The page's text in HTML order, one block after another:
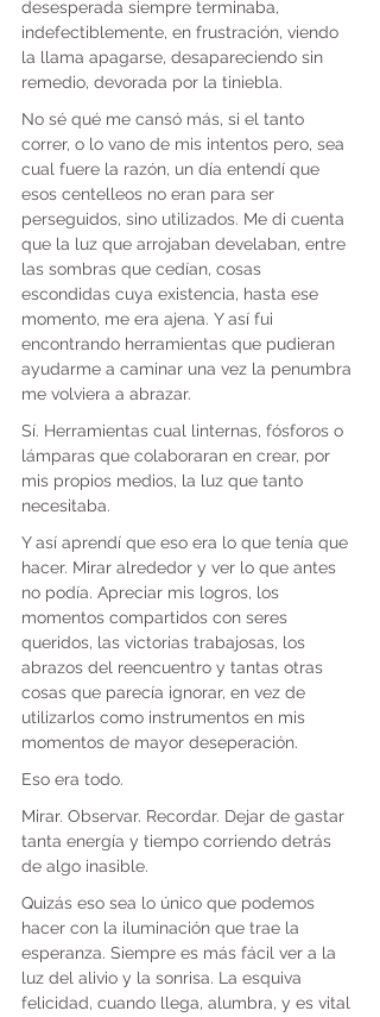
desesperada siempre terminaba,
indefectiblemente, en frustración, viendo
la llama apagarse, desapareciendo sin
remedio, devorada por la tiniebla.
No sé qué me cansó más, si el tanto
correr, o lo vano de mis intentos pero, sea
cual fuere la razón, un día entendí que
esos centelleos no eran para ser
perseguidos, sino utilizados. Me di cuenta
que la luz que arrojaban develaban, entre
las sombras que cedían, cosas
escondidas cuya existencia, hasta ese
momento, me era ajena. Y así fui
encontrando herramientas que pudieran
ayudarme a caminar una vez la penumbra
me volviera a abrazar.
Sí. Herramientas cual linternas, fósforos o
lámparas que colaboraran en crear, por
mis propios medios, la luz que tanto
necesitaba.
Y así aprendí que eso era lo que tenía que
hacer. Mirar alrededor y ver lo que antes
no podía. Apreciar mis logros, los
momentos compartidos con seres
queridos, las victorias trabajosas, los
abrazos del reencuentro y tantas otras
cosas que parecía ignorar, en vez de
utilizarlos como instrumentos en mis
momentos de mayor deseperación.
Eso era todo.
Mirar. Observar. Recordar. Dejar de gastar
tanta energía y tiempo corriendo detrás
de algo inasible.
Quizás eso sea lo único que podemos
hacer con la iluminación que trae la
esperanza. Siempre es más fácil ver a la
luz del alivio y la sonrisa. La esquiva
felicidad, cuando llega, alumbra, y es vital